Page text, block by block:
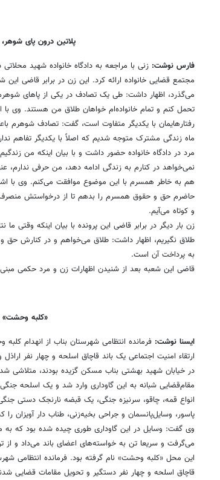
پلاتین درون پای
فارس نوشت:
می‌گذرد، اظهار داشت: طی یک تصادف در یکی از پاهای
تحمل کنم و تمام خانواده‌ام خواهان طلاق من هستند. وی
ماه زندگی مشترک متوجه شدیم که اصلاً با یکدیگر تفاهم
مرد در دادگاه خانواده حضور داشت و با بیان اینکه من
نمی‌خواهد در کنارم به زندگی ادامه دهد، من حرفی ندارم،
هم به خاطر همسرم با این موضوع موافقت می‌کنم. وی با
حاضرم حق و حقوق همسرم را بدهم تا از درخواستش
و کوتاه می‌آیم.
طلاق نگیریم، اظهار داشت: طلاق می‌خواهم و در کنارش
به پرداخت آن است.
قاضی این شعبه بعد از شنیدن اظهارات زن و مرد حکمی
«کلبه‌
ایسنا نوشت: فرمانده انتظامی شهرستان بناب از انهدام
ارتقاء امنیت اجتماعی یک باند قاچاق اسلحه و چهار نفر
در خیابان شهید بهشتی بناب مسکن گزیده بودند،
انواع قمه، چاقو، سرنیزه جنگی، یک قبضه نارنجک دستی
پاسور، وسایل‌پانسمان و جراحی بخیه‌زنی، طناب دار آویزان
وی گفت: وسایل در این گاوداری طوری چیده شده بود که
می‌گرفت و سریعا تن به خواسته‌های اعضای باند می‌داد و
این محل «کلبه وحشت» نام گرفته بود. فرمانده انتظامی
قاچاق اسلحه و چهار نفر دستگیر و تحویل مقامات قضایی